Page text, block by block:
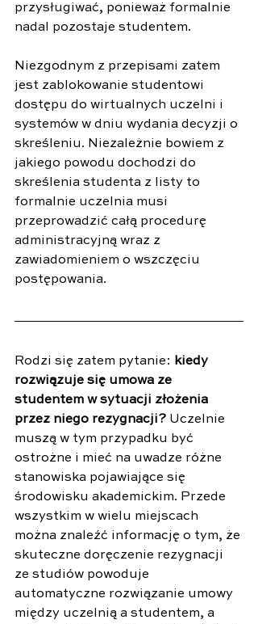
przysługiwać, ponieważ formalnie
nadal pozostaje studentem.
Niezgodnym z przepisami zatem
jest zablokowanie studentowi
dostępu do wirtualnych uczelni i
systemów w dniu wydania decyzji o
skreśleniu. Niezależnie bowiem z
jakiego powodu dochodzi do
skreślenia studenta z listy to
formalnie uczelnia musi
przeprowadzić całą procedurę
administracyjną wraz z
zawiadomieniem o wszczęciu
postępowania.
Rodzi się zatem pytanie: kiedy
rozwiązuje się umowa ze
studentem w sytuacji złożenia
przez niego rezygnacji? Uczelnie
muszą w tym przypadku być
ostrożne i mieć na uwadze różne
stanowiska pojawiające się
środowisku akademickim. Przede
wszystkim w wielu miejscach
można znaleźć informację o tym, że
skuteczne doręczenie rezygnacji
ze studiów powoduje
automatyczne rozwiązanie umowy
między uczelnią a studentem, a